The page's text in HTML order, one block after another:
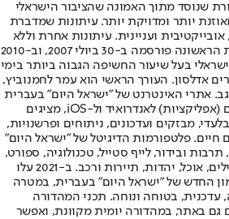
שנוסד מתוך האמונה שהציבור הישראלי
יותר ומדויקת יותר. עיתונות שמדברת
ועניינית. עיתונות אחרת וללא
תשלום. המהדורה המודפסת הראשונה פורסמה ב-30 ביולי 2007, וב-2010
בעל שיעור החשיפה הגבוה ביותר בימי
אדלסון. העורך הראשי הוא עמר לחמנוביץ,
אתרי האינטרנט של "ישראל היום" בעברית
ובאנגלית, כמו כן היישומונים (אפליקציות) לאנדרואיד ול-iOS, מציגים
מבזקים ועדכונים, ניתוחים ופרשנויות,
חיים. פלטפורמות הדיגיטל של "ישראל היום"
ובידור, לייף סטייל, טכנולוגיה, ספורט,
כלכלה וצרכנות, בריאות, חיילים, אוכל, יהדות, תיירות ורכב. ב-2021 עלו
החדש של "ישראל היום" בעברית, במטרה
עדכנית, בטוחה ונוחה. תכני המהדורה
גם באתר, במהדורה יומית מקוונת, ואפשר